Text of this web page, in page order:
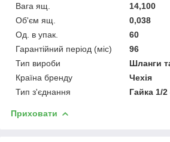
Вага ящ.
14,100
Об'єм ящ.
0,038
Од. в упак.
60
Гарантійний період (міс)
96
Тип вироби
Шланги
Країна бренду
Чехія
Тип з'єднання
Гайка 1/
Приховати